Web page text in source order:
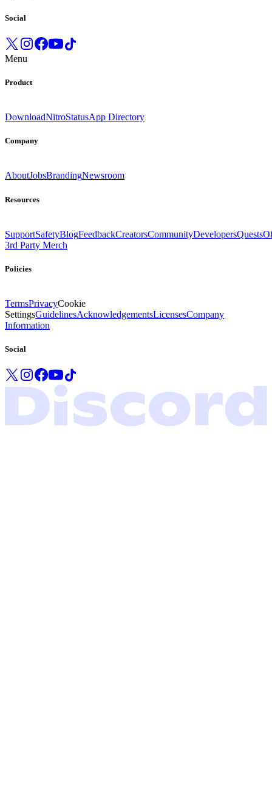
Social
Menu
Product
DownloadNitroStatusApp Directory
Company
AboutJobsBrandingNewsroom
Resources
SupportSafetyBlogFeedbackCreatorsCommunityDevelopersQuests
3rd Party Merch
Policies
TermsPrivacyCookie
SettingsGuidelinesAcknowledgementsLicensesCompany
Information
Social